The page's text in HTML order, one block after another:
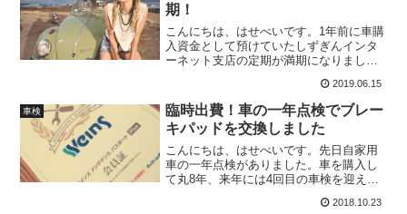
期！
こんにちは、はせべいです。1年前に車購
入資金として預けていたしずぎんインタ
ーネット支店の定期が満期になりまし
当株、株主優待株を中心に運用していま
すが、車購入資金と教育資金はしずぎん
インターネット支店のウル...
2019.06.15
車検
臨時出費！車の一年点検でブレー
キパッドを交換しました
こんにちは、はせべいです。先日自家用
車の一年点検がありました。車を購入し
て丸8年、来年には4回目の車検を迎えま
換する部品が出てきますが、今のところ
2018.10.23